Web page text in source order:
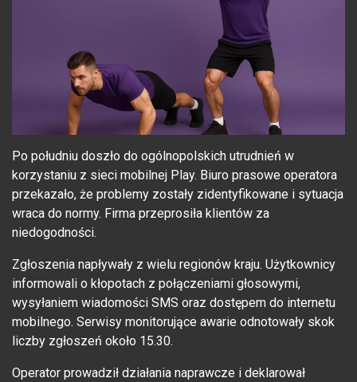
Po południu doszło do ogólnopolskich utrudnień w
korzystaniu z sieci mobilnej Play. Biuro prasowe operatora
przekazało, że problemy zostały zidentyfikowane i sytuacja
wraca do normy. Firma przeprosiła klientów za
niedogodności.
Zgłoszenia napływały z wielu regionów kraju. Użytkownicy
informowali o kłopotach z połączeniami głosowymi,
wysyłaniem wiadomości SMS oraz dostępem do internetu
mobilnego. Serwisy monitorujące awarie odnotowały skok
liczby zgłoszeń około 15.30.
Operator prowadził działania naprawcze i deklarował